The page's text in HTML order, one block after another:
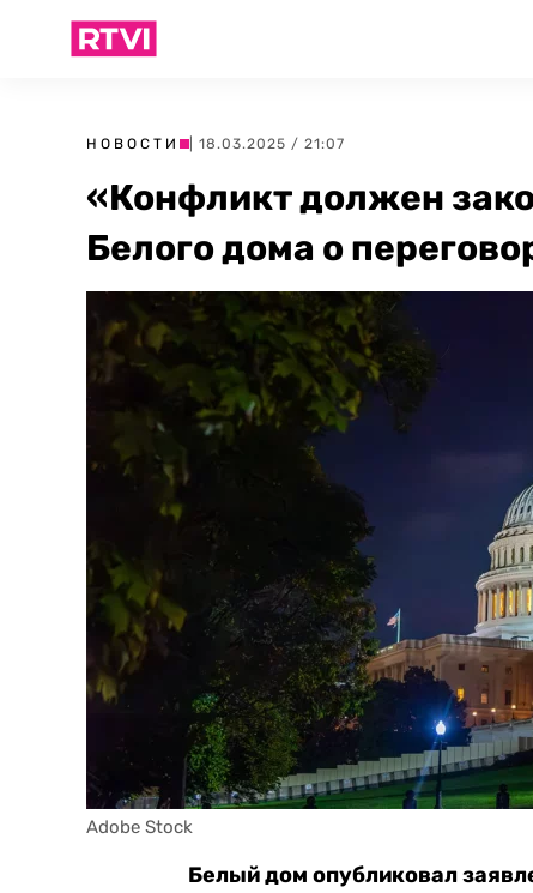
НОВОСТИ | 18.03.2025 / 21:07
«Конфликт должен
Белого дома о
Adobe Stock
Белый дом опубликовал